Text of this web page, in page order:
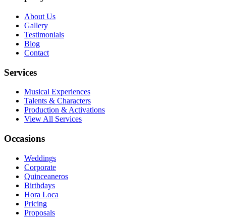
About Us
Gallery
Testimonials
Blog
Contact
Services
Musical Experiences
Talents & Characters
Production & Activations
View All Services
Occasions
Weddings
Corporate
Quinceaneros
Birthdays
Hora Loca
Pricing
Proposals